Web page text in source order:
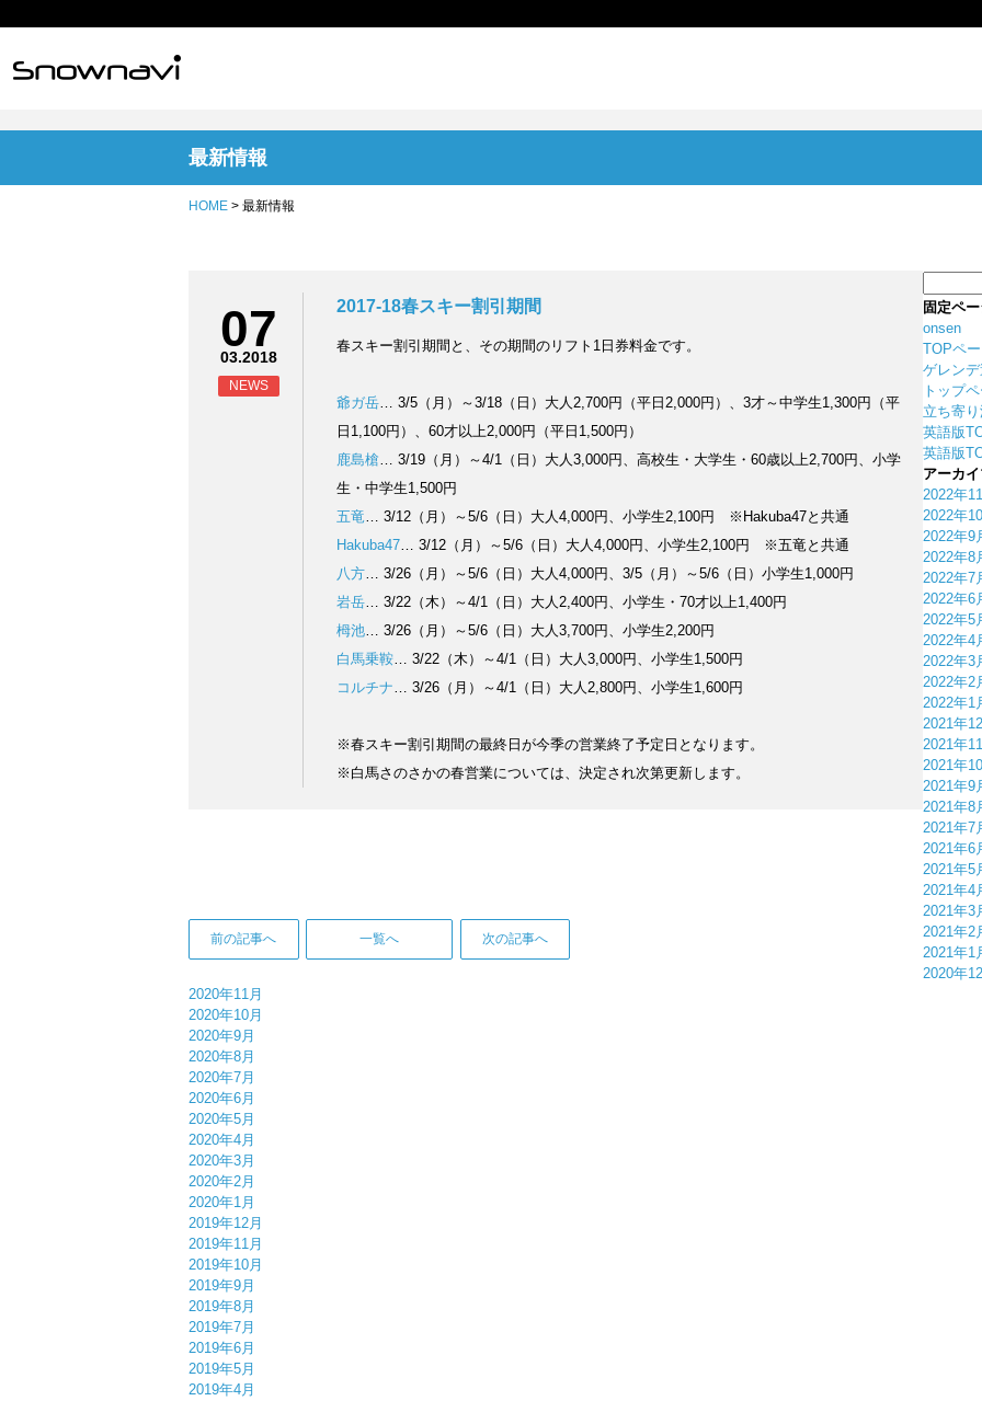
最新情報
HOME > 最新情報
07
03.2018
NEWS
2017-18春スキー割引期間
春スキー割引期間と、その期間のリフト1日券料金です。
爺ガ岳… 3/5（月）～3/18（日）大人2,700円（平日2,000円）、3才～中学生1,300円（平
日1,100円）、60才以上2,000円（平日1,500円）
鹿島槍… 3/19（月）～4/1（日）大人3,000円、高校生・大学生・60歳以上2,700円、小学
生・中学生1,500円
五竜… 3/12（月）～5/6（日）大人4,000円、小学生2,100円 ※Hakuba47と共通
Hakuba47… 3/12（月）～5/6（日）大人4,000円、小学生2,100円 ※五竜と共通
八方… 3/26（月）～5/6（日）大人4,000円、3/5（月）～5/6（日）小学生1,000円
岩岳… 3/22（木）～4/1（日）大人2,400円、小学生・70才以上1,400円
栂池… 3/26（月）～5/6（日）大人3,700円、小学生2,200円
白馬乗鞍… 3/22（木）～4/1（日）大人3,000円、小学生1,500円
コルチナ… 3/26（月）～4/1（日）大人2,800円、小学生1,600円
※春スキー割引期間の最終日が今季の営業終了予定日となります。
※白馬さのさかの春営業については、決定され次第更新します。
前の記事へ 一覧へ 次の記事へ
索:
固定ペ
onsen
TOPペ
ゲレン
トップ
立ち寄
英語版
英語版
アーカ
2022年
2022年
2022年9
2022年8
2022年7
2022年6
2022年5
2022年4
2022年3
2022年2
2022年1
2021年
2021年
2021年
2021年9
2021年8
2021年7
2021年6
2021年5
2021年4
2021年3
2021年2
2021年1
2020年
2020年11月
2020年10月
2020年9月
2020年8月
2020年7月
2020年6月
2020年5月
2020年4月
2020年3月
2020年2月
2020年1月
2019年12月
2019年11月
2019年10月
2019年9月
2019年8月
2019年7月
2019年6月
2019年5月
2019年4月